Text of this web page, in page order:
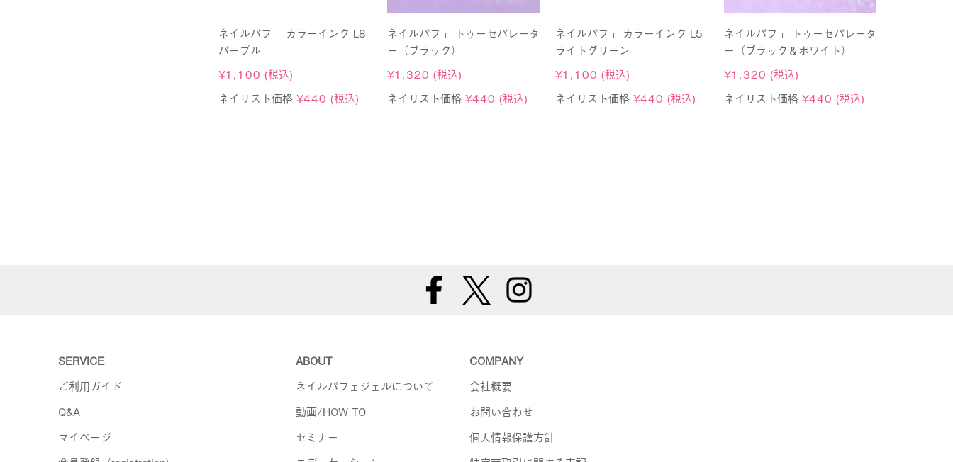
ネイルパフェ カラーインク L8
パープル
¥1,100 (税込)
ネイリスト価格 ¥440 (税込)
ネイルパフェ トゥーセパレータ
ー（ブラック）
¥1,320 (税込)
ネイリスト価格 ¥440 (税込)
ネイルパフェ カラーインク L5
ライトグリーン
¥1,100 (税込)
ネイリスト価格 ¥440 (税込)
ネイルパフェ トゥーセパレータ
ー（ブラック＆ホワイト）
¥1,320 (税込)
ネイリスト価格 ¥440 (税込)
SERVICE
ご利用ガイド
Q&A
マイページ
ABOUT
ネイルパフェジェルについて
動画/HOW TO
セミナー
COMPANY
会社概要
お問い合わせ
個人情報保護方針